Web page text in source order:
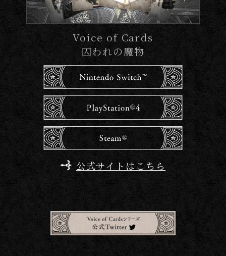
Voice of Cards
囚われの魔物
公式サイトはこちら